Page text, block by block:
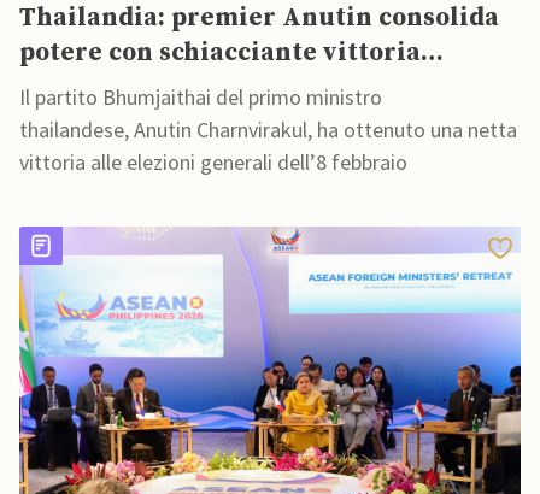
Thailandia: premier Anutin consolida
potere con schiacciante vittoria
elettorale
Il partito Bhumjaithai del primo ministro
thailandese, Anutin Charnvirakul, ha ottenuto una netta
vittoria alle elezioni generali dell’8 febbraio